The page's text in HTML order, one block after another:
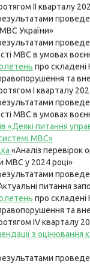
ІІ кварталу
України»
МВС в умовах
про складені
та
І кварталу
МВС в умовах
«Деякі питання
МВС»
«Аналіз перевірок
МВС у 2024 році»
питання
про складені
та
ІV кварталу
з оцінювання